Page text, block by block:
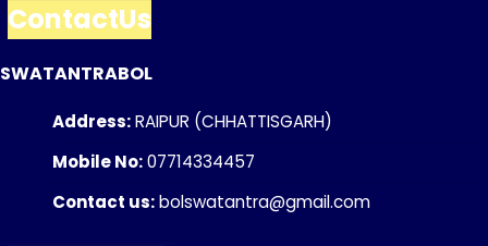
ContactUs
SWATANTRABOL
Address:RAIPUR (CHHATTISGARH)
Mobile No:07714334457
Contact us:bolswatantra@gmail.com